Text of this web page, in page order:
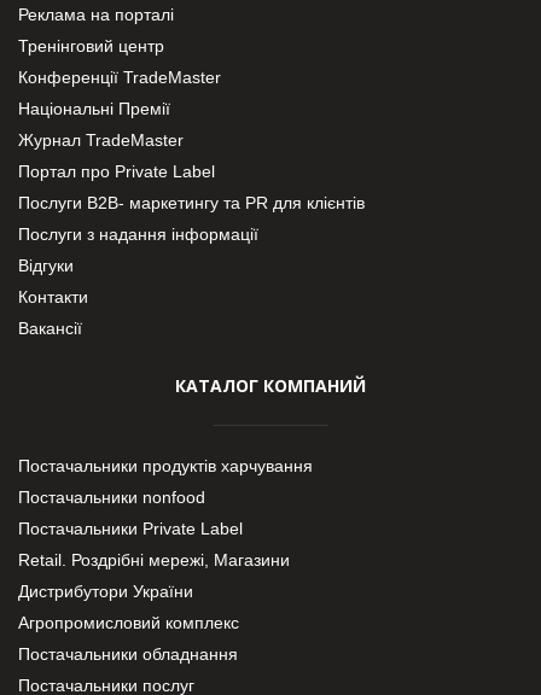
Реклама на порталі
Тренінговий центр
Конференції TradeMaster
Національні Премії
Журнал TradeMaster
Портал про Private Label
Послуги В2В- маркетингу та PR для клієнтів
Послуги з надання інформації
Відгуки
Контакти
Вакансії
КАТАЛОГ КОМПАНИЙ
Постачальники продуктів харчування
Постачальники nonfood
Постачальники Private Label
Retail. Роздрібні мережі, Магазини
Дистрибутори України
Агропромисловий комплекс
Постачальники обладнання
Постачальники послуг